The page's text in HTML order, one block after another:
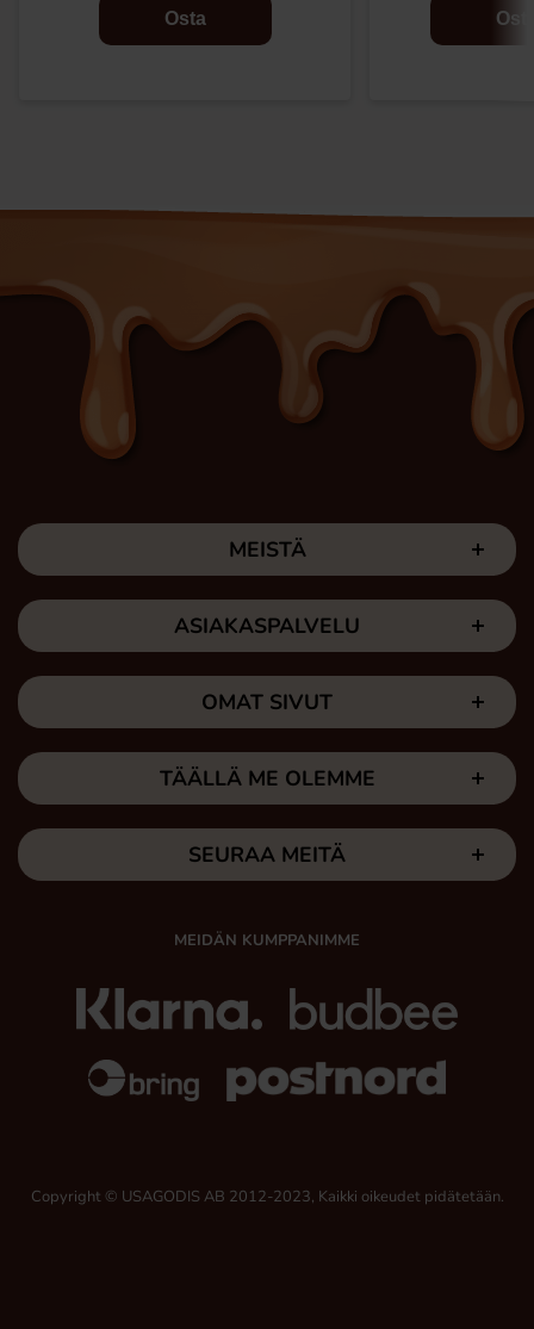
Osta
MEISTÄ
ASIAKASPALVELU
OMAT SIVUT
TÄÄLLÄ ME OLEMME
SEURAA MEITÄ
MEIDÄN KUMPPANIMME
Copyright © USAGODIS AB 2012-2023, Kaikki oikeudet pidätetään.